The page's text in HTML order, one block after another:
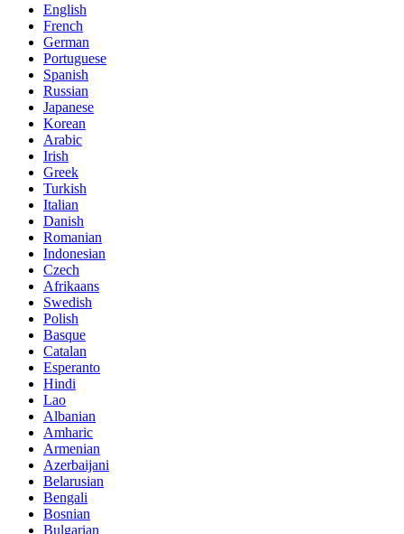
English
French
German
Portuguese
Spanish
Russian
Japanese
Korean
Arabic
Irish
Greek
Turkish
Italian
Danish
Romanian
Indonesian
Czech
Afrikaans
Swedish
Polish
Basque
Catalan
Esperanto
Hindi
Lao
Albanian
Amharic
Armenian
Azerbaijani
Belarusian
Bengali
Bosnian
Bulgarian